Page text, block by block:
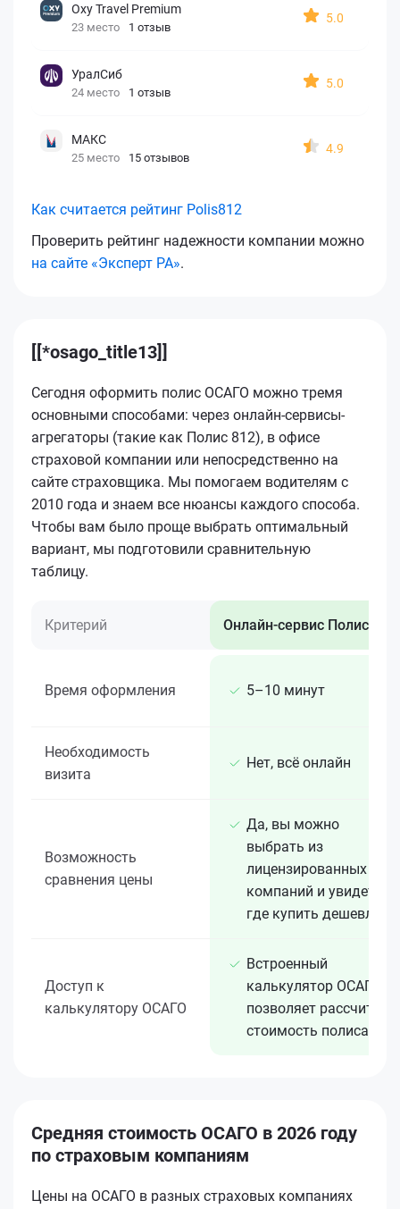
Oxy Travel Premium
23 место 1 отзыв
5.0
УралСиб
24 место 1 отзыв
5.0
МАКС
25 место 15 отзывов
4.9
Как считается рейтинг Polis812
Проверить рейтинг надежности компании можно
на сайте «Эксперт РА».
[[*osago_title13]]
Сегодня оформить полис ОСАГО можно тремя
основными способами: через онлайн-сервисы-
агрегаторы (такие как Полис 812), в офисе
страховой компании или непосредственно на
сайте страховщика. Мы помогаем водителям с
2010 года и знаем все нюансы каждого способа.
Чтобы вам было проще выбрать оптимальный
вариант, мы подготовили сравнительную
таблицу.
Критерий Онлайн-сервис Полис 812
Время оформления 5–10 минут
Необходимость
визита
Нет, всё онлайн
Возможность
сравнения цены
Да, вы можно
выбрать из
лицензированных 15+
компаний и увидеть,
где купить дешевле
Доступ к
калькулятору ОСАГО
Встроенный
калькулятор ОСАГО
позволяет рассчитать
стоимость полиса
Средняя стоимость ОСАГО в 2026 году
по страховым компаниям
Цены на ОСАГО в разных страховых компаниях